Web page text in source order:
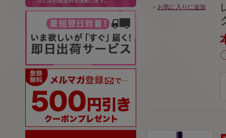
お気に入りに追加